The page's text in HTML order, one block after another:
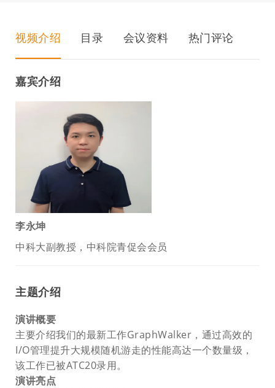
视频介绍 目录 会议资料 热门评论
嘉宾介绍
李永坤
中科大副教授，中科院青促会会员
主题介绍
演讲概要
主要介绍我们的最新工作GraphWalker，通过高效的
I/O管理提升大规模随机游走的性能高达一个数量级，
该工作已被ATC20录用。
演讲亮点